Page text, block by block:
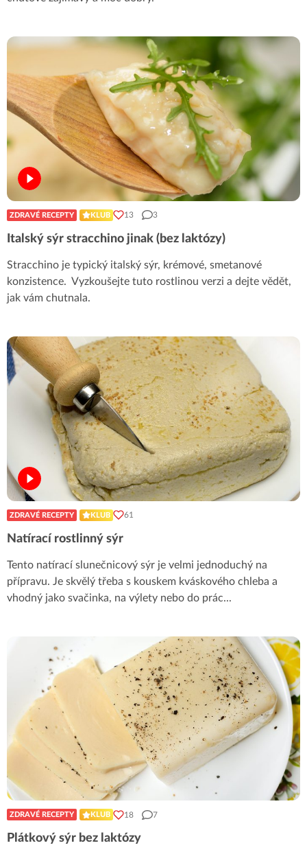
ZDRAVÉ RECEPTY KLUB 13 3
Italský sýr stracchino jinak (bez laktózy)
Stracchino je typický italský sýr, krémové, smetanové
konzistence. Vyzkoušejte tuto rostlinou verzi a dejte vědět,
jak vám chutnala.
ZDRAVÉ RECEPTY KLUB 61
Natírací rostlinný sýr
Tento natírací slunečnicový sýr je velmi jednoduchý na
přípravu. Je skvělý třeba s kouskem kváskového chleba a
vhodný jako svačinka, na výlety nebo do prác...
ZDRAVÉ RECEPTY KLUB 18 7
Plátkový sýr bez laktózy